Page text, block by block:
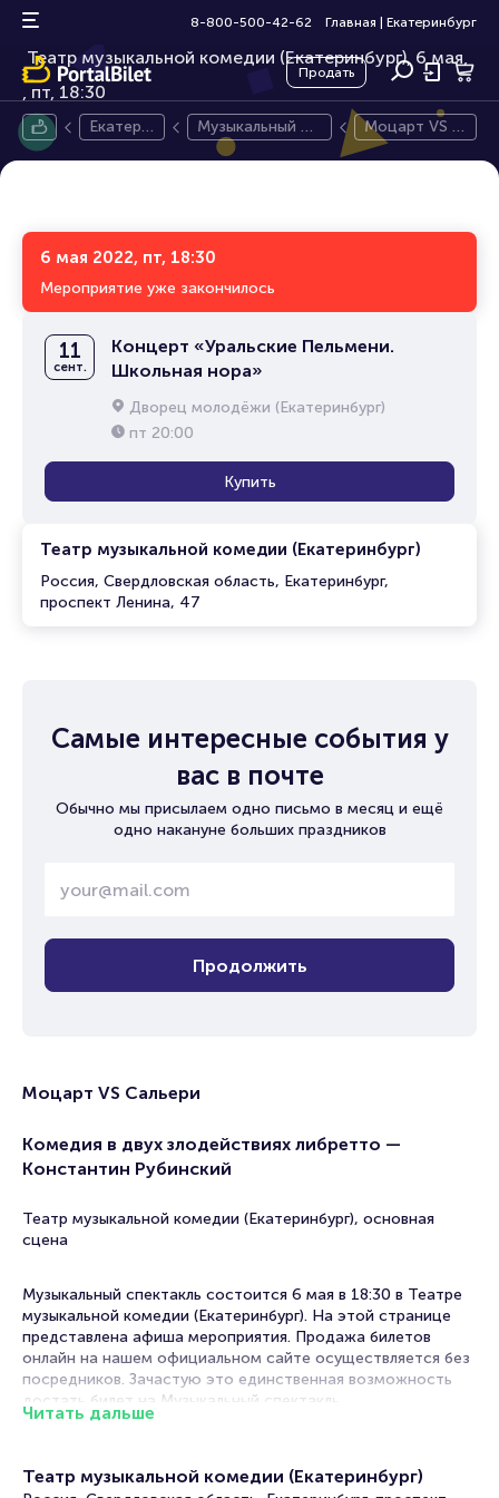
8-800-500-42-62 Главная Екатеринбург
Продать
Моцарт VS Сальери
Театр музыкальной комедии (Екатеринбург), 6 мая,
16+
пт, 18:30
Екатери
Музыкальный сп
ектакль
Моцарт VS С
альери
6 мая 2022, пт, 18:30
Мероприятие уже закончилось
Театр музыкальной комедии (Екатеринбург)
Россия, Свердловская область, Екатеринбург,
проспект Ленина, 47
11
сент.
Концерт «Уральские Пельмени.
Школьная нора»
Дворец молодёжи (Екатеринбург)
пт 20:00
Купить
Самые интересные события у
вас в почте
Обычно мы присылаем одно письмо в месяц и ещё
одно накануне больших праздников
Продолжить
Моцарт VS Сальери
Комедия в двух злодействиях либретто —
Константин Рубинский
Театр музыкальной комедии (Екатеринбург), основная
сцена
Музыкальный спектакль состоится 6 мая в 18:30 в Театре
музыкальной комедии (Екатеринбург). На этой странице
представлена афиша мероприятия. Продажа билетов
онлайн на нашем официальном сайте осуществляется без
посредников. Зачастую это единственная возможность
достать билет на Музыкальный спектакль.
Portalbilet – удобный и надежный сервис для покупки и
Читать дальше
Театр музыкальной комедии (Екатеринбург)